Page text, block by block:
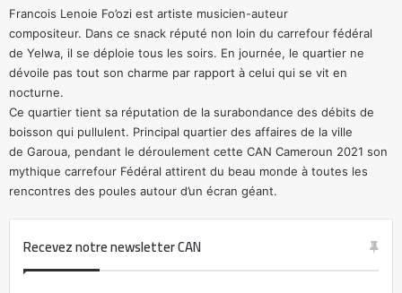
Francois Lenoie Fo’ozi est artiste musicien-auteur
compositeur. Dans ce snack réputé non loin du carrefour fédéral
de Yelwa, il se déploie tous les soirs. En journée, le quartier ne
dévoile pas tout son charme par rapport à celui qui se vit en
nocturne.
Ce quartier tient sa réputation de la surabondance des débits de
boisson qui pullulent. Principal quartier des affaires de la ville
de Garoua, pendant le déroulement cette CAN Cameroun 2021 son
mythique carrefour Fédéral attirent du beau monde à toutes les
rencontres des poules autour d’un écran géant.
Recevez notre newsletter CAN